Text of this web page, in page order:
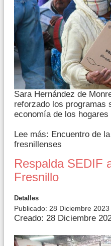
Sara Hernández de
reforzado los programas
economía de los hogares
Lee más: Encuentro de
fresnillenses
Respalda SEDIF
Fresnillo
Detalles
Publicado: 28 Diciembre 2023
Creado: 28 Diciembre